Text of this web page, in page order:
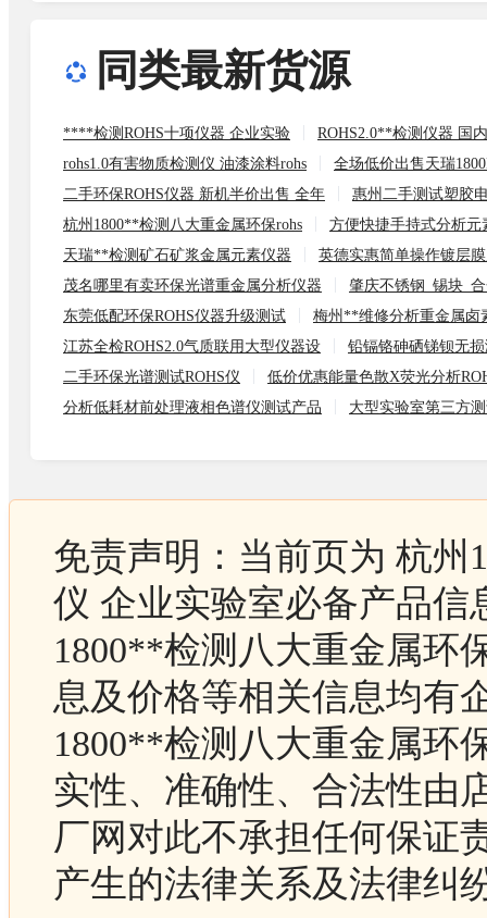
同类最新货源
****检测ROHS十项仪器 企业实验
ROHS2.0**检测仪器 国
rohs1.0有害物质检测仪 油漆涂料rohs
全场低价出售天瑞
二手环保ROHS仪器 新机半价出售 全年
惠州二手测试塑胶
杭州1800**检测八大重金属环保rohs
方便快捷手持式分析元
天瑞**检测矿石矿浆金属元素仪器
英德实惠简单操作镀层
茂名哪里有卖环保光谱重金属分析仪器
肇庆不锈钢_锡块_
东莞低配环保ROHS仪器升级测试
梅州**维修分析重金属卤
江苏全检ROHS2.0气质联用大型仪器设
铅镉铬砷硒锑钡无
二手环保光谱测试ROHS仪
低价优惠能量色散X荧光分析
分析低耗材前处理液相色谱仪测试产品
大型实验室第三方
免责声明：当前页为 杭州
仪 企业实验室必备产品
1800**检测八大重金属环
息及价格等相关信息均有
1800**检测八大重金属环
实性、准确性、合法性由
厂网对此不承担任何保证
产生的法律关系及法律纠